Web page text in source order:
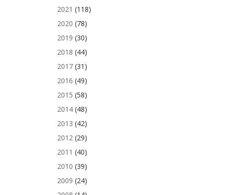
2021 (118)
2020 (78)
2019 (30)
2018 (44)
2017 (31)
2016 (49)
2015 (58)
2014 (48)
2013 (42)
2012 (29)
2011 (40)
2010 (39)
2009 (24)